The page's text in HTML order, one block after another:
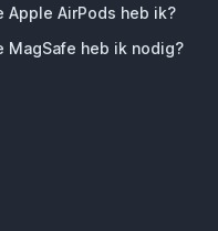
Apple AirPods heb ik?
MagSafe heb ik nodig?